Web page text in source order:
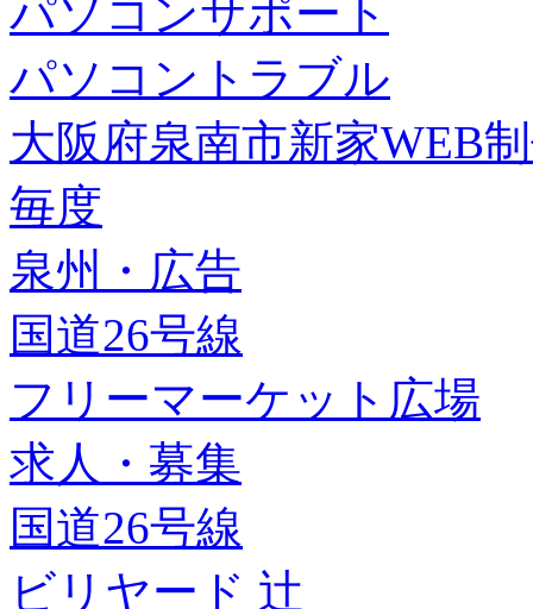
パソコンサポート
パソコントラブル
大阪府泉南市新家WEB
毎度
泉州・広告
国道26号線
フリーマーケット広場
求人・募集
国道26号線
ビリヤード 辻